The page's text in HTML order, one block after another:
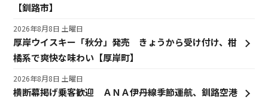
【釧路市】
厚岸ウイスキー「秋分」発売 きょうから受け付け、柑
橘系で爽快な味わい【厚岸町】
2026年8月8日 土曜日
横断幕掲げ乗客歓迎 ＡＮＡ伊丹線季節運航、釧路空港
2026年8月8日 土曜日